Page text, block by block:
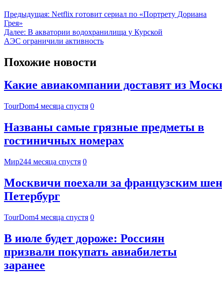
Предыдущая: Netflix готовит сериал по «Портрету Дориана
Грея»
Далее: В акватории водохранилища у Курской
АЭС ограничили активность
Похожие новости
Какие авиакомпании доставят из
TourDom4 месяца спустя 0
Названы самые грязные предметы в
гостиничных номерах
Мир244 месяца спустя 0
Москвичи поехали за французским
Петербург
TourDom4 месяца спустя 0
В июле будет дороже: Россиян
призвали покупать авиабилеты
заранее